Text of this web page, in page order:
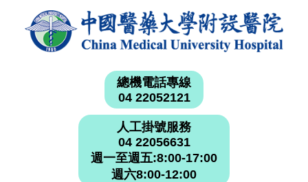
總機電話專線
04 22052121
人工掛號服務
04 22056631
週一至週五:8:00-17:00
週六8:00-12:00